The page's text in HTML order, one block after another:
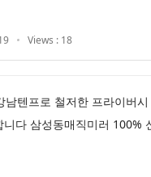
Views : 18
텐프로 철저한 프라이버
다 삼성동매직미러